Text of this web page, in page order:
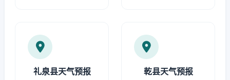
礼泉县天气预报 乾县天气预报